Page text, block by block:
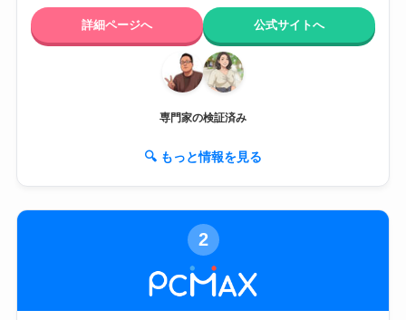
詳細ページへ 公式サイトへ
専門家の検証済み
🔍 もっと情報を見る
2